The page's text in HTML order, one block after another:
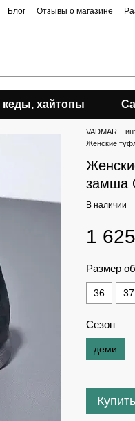
Блог Отзывы о магазине
кеды, хайтопы
VADMAR –
Женские
замша
В наличии
1
Размер
36 37
Сезон
деми
Купить